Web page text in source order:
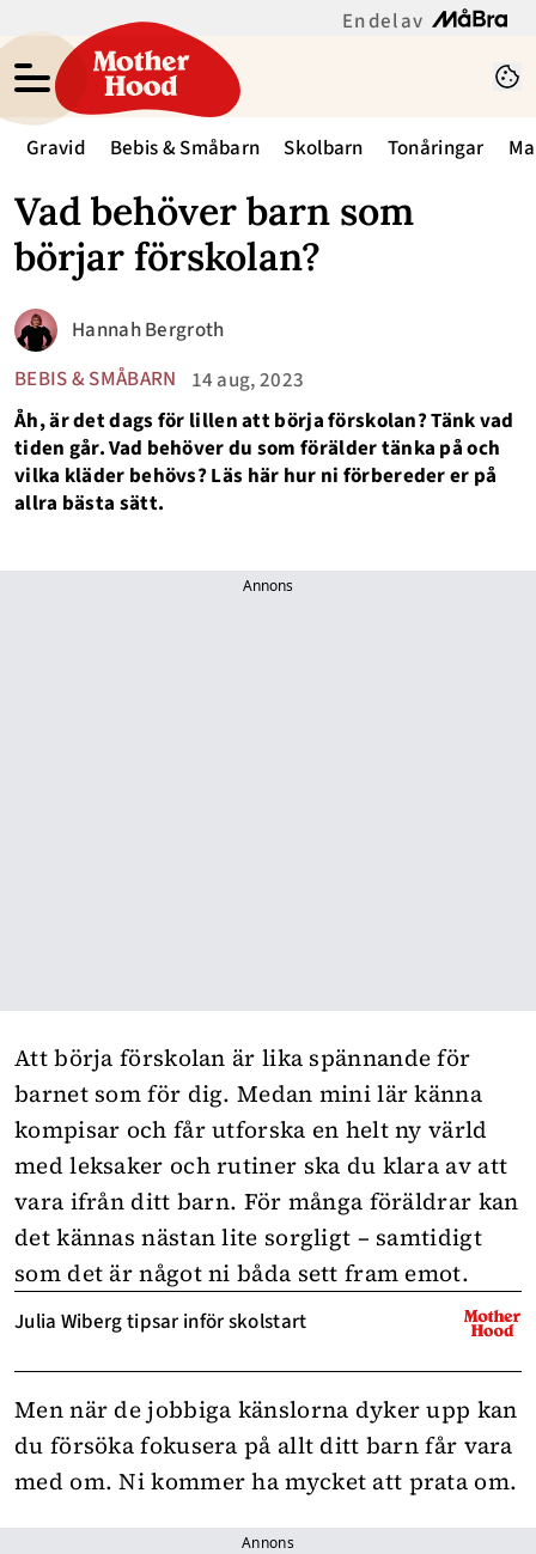
En del av
Gravid Bebis & Småbarn Skolbarn Tonåringar
Vad behöver barn som
börjar förskolan?
BEBIS & SMÅBARN 14 aug, 2023
Hannah Bergroth
Åh, är det dags för lillen att börja förskolan? Tänk vad
tiden går. Vad behöver du som förälder tänka på och
vilka kläder behövs? Läs här hur ni förbereder er på
allra bästa sätt.
Annons
Att börjaförskolan är lika spännande för
barnet som för dig. Medan mini lär känna
kompisar och får utforska en helt ny värld
med leksaker och rutiner ska du klara av att
vara ifrån ditt barn. För många föräldrar kan
det kännas nästan lite sorgligt – samtidigt
som det är något ni båda sett fram emot.
Julia Wiberg tipsar inför skolstart
Men när de jobbiga känslorna dyker upp kan
du försöka fokusera på allt ditt barn får vara
med om. Ni kommer ha mycket att prata om.
Annons